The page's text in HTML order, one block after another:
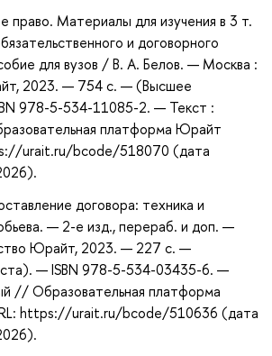
право. Материалы для изучения в 3 т.
и договорного
для вузов / В. А. Белов. — Москва :
2023. — 754 с. — (Высшее
978-5-534-11085-2. — Текст :
платформа Юрайт
urait.ru/bcode/518070 (дата
договора: техника и
— 2-е изд., перераб. и доп. —
Юрайт, 2023. — 227 с. —
— ISBN 978-5-534-03435-6. —
// Образовательная платформа
https://urait.ru/bcode/510636 (дата